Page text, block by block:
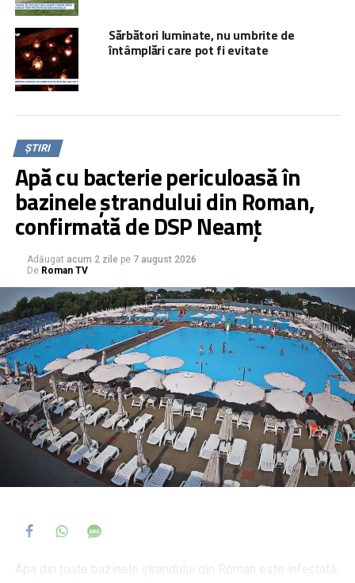
Sărbători luminate, nu umbrite de
întâmplări care pot fi evitate
ȘTIRI
Apă cu bacterie periculoasă în
bazinele ștrandului din Roman,
confirmată de DSP Neamț
Adăugat acum 2 zile pe 7 august 2026
De Roman TV